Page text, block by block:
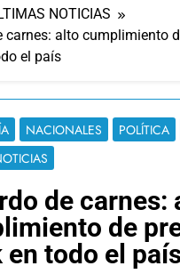
NOTICIAS
carnes: alto cumplimiento
el país
NACIONALES POLÍTICA
de carnes:
de
en todo el